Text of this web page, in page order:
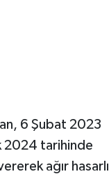
6 Şubat 2023
2024 tarihinde
ağır hasarlı